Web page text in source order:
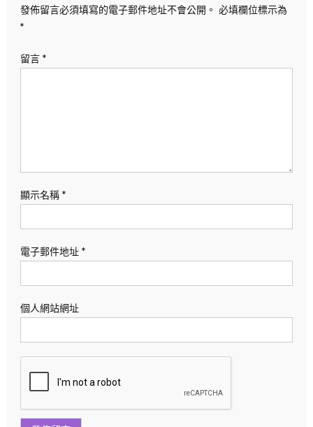
發佈留言必須填寫的電子郵件地址不會公開。 必填欄位標示為
*
留言 *
顯示名稱 *
電子郵件地址 *
個人網站網址